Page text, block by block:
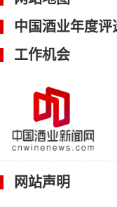
中国酒业年度评
工作机会
网站声明